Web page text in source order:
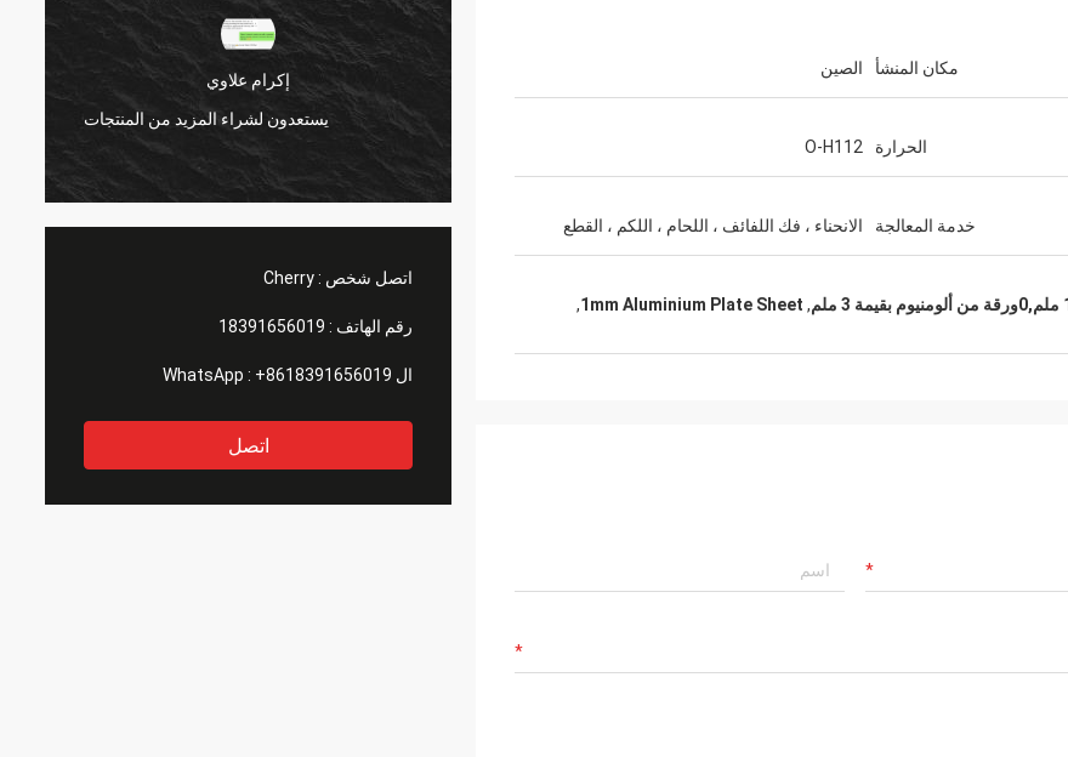
إكرام علاوي
يستعدون لشراء المزيد من المنتجات
اتصل شخص :Cherry
رقم الهاتف : 18391656019
ال WhatsApp : +8618391656019
اتصل
مكان المنشأ الصين
الحرارة O-H112
خدمة المعالجة الانحناء ، فك اللفائف ، اللحام ، اللكم ، القطع
,
1mm Aluminium Plate Sheet
,